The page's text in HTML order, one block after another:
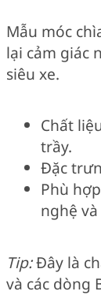
Mẫu móc
lại cảm giác
siêu xe.
Chất
trầy.
Đặc
Phù
nghệ và
Tip:Đây là
và các dòng